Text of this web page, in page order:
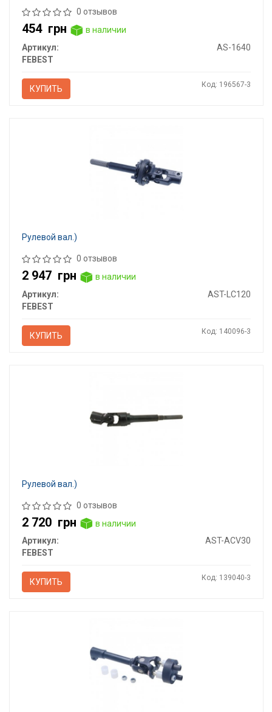
0 отзывов
454 грн
в наличии
Артикул:
AS-1640
FEBEST
КУПИТЬ Код: 196567-3
Рулевой вал.)
0 отзывов
2 947 грн
в наличии
Артикул:
AST-LC120
FEBEST
КУПИТЬ Код: 140096-3
Рулевой вал.)
0 отзывов
2 720 грн
в наличии
Артикул:
AST-ACV30
FEBEST
КУПИТЬ Код: 139040-3